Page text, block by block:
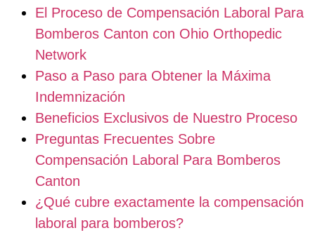
El Proceso de Compensación Laboral Para
Bomberos Canton con Ohio Orthopedic
Network
Paso a Paso para Obtener la Máxima
Indemnización
Beneficios Exclusivos de Nuestro Proceso
Preguntas Frecuentes Sobre
Compensación Laboral Para Bomberos
Canton
¿Qué cubre exactamente la compensación
laboral para bomberos?